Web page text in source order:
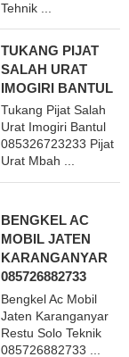
Tehnik ...
TUKANG PIJAT
SALAH URAT
IMOGIRI BANTUL
Tukang Pijat Salah
Urat Imogiri Bantul
085326723233 Pijat
Urat Mbah ...
BENGKEL AC
MOBIL JATEN
KARANGANYAR
085726882733
Bengkel Ac Mobil
Jaten Karanganyar
Restu Solo Teknik
085726882733 ...